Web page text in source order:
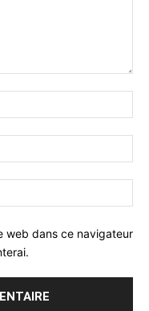
:*
:*
:
web dans ce navigateur